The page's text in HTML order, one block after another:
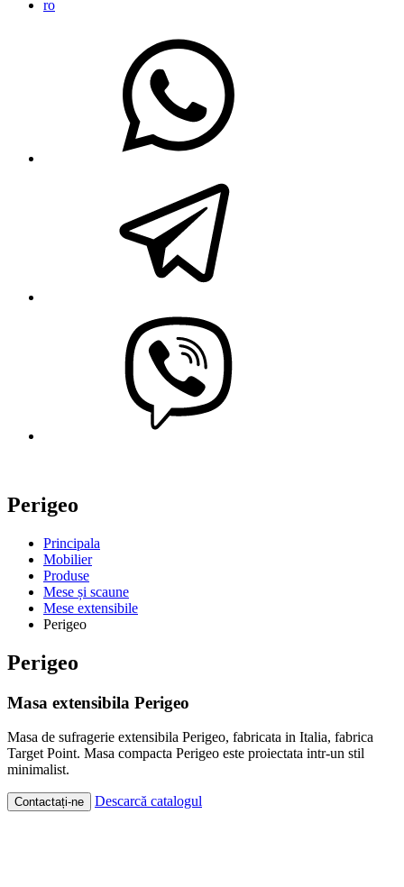
ro
Perigeo
Principala
Mobilier
Produse
Mese și scaune
Mese extensibile
Perigeo
Perigeo
Masa extensibila Perigeo
Masa de sufragerie extensibila Perigeo, fabricata in Italia, fabrica
Target Point. Masa compacta Perigeo este proiectata intr-un stil
minimalist.
Contactați-ne Descarcă catalogul